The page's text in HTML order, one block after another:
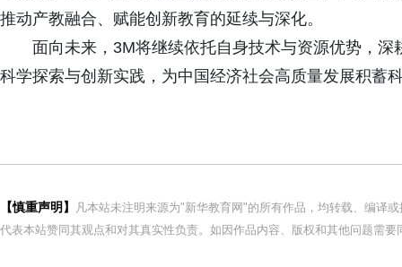
推动产教融合、赋能创新教育的延续与深化。
面向未来，3M将继续依托自身技术与资源优势，
科学探索与创新实践，为中国经济社会高质量发展积蓄
【慎重声明】
凡本站未注明来源为"新华教育网"的所有作品，均转载、编译
代表本站赞同其观点和对其真实性负责。如因作品内容、版权和其他问题需